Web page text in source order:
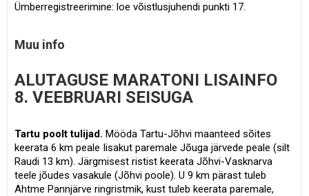
Ümberregistreerimine: loe võistlusjuhendi punkti 17.
Muu info
ALUTAGUSE MARATONI LISAINFO
8. VEEBRUARI SEISUGA
Tartu poolt tulijad. Mööda Tartu-Jõhvi maanteed sõites
keerata 6 km peale Iisakut paremale Jõuga järvede peale (silt
Raudi 13 km). Järgmisest ristist keerata Jõhvi-Vasknarva
teele jõudes vasakule (Jõhvi poole). U 9 km pärast tuleb
Ahtme Pannjärve ringristmik, kust tuleb keerata paremale,